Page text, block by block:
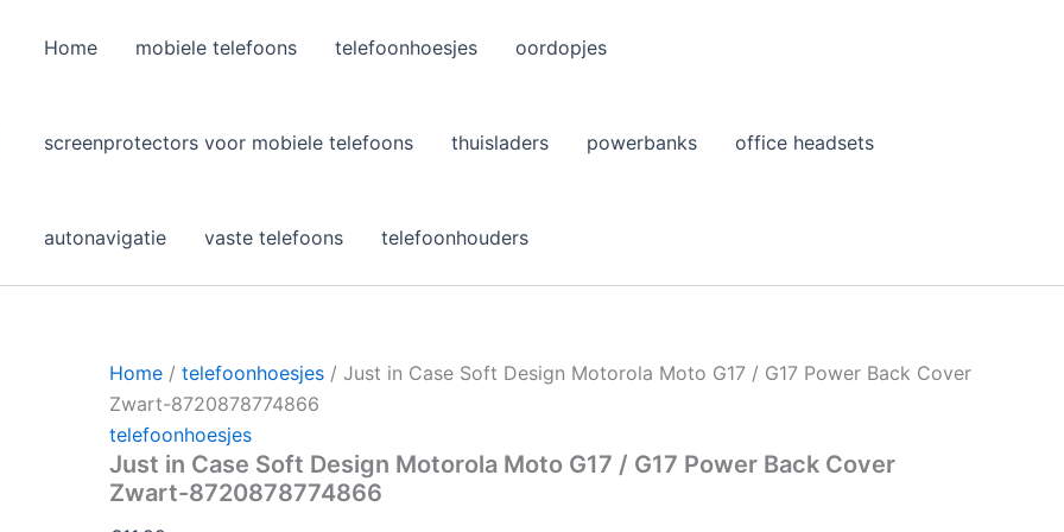
Home mobiele telefoons telefoonhoesjes oordopjes
screenprotectors voor mobiele telefoons thuisladers powerbanks office headsets
autonavigatie vaste telefoons telefoonhouders
Home / telefoonhoesjes / Just in Case Soft Design Motorola Moto G17 / G17 Power Back Cover
Zwart-8720878774866
telefoonhoesjes
Just in Case Soft Design Motorola Moto G17 / G17 Power Back Cover
Zwart-8720878774866